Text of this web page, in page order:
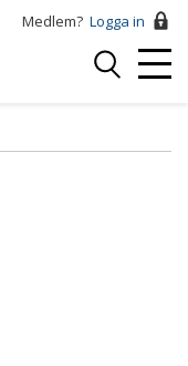
Medlem? Logga in
Logga